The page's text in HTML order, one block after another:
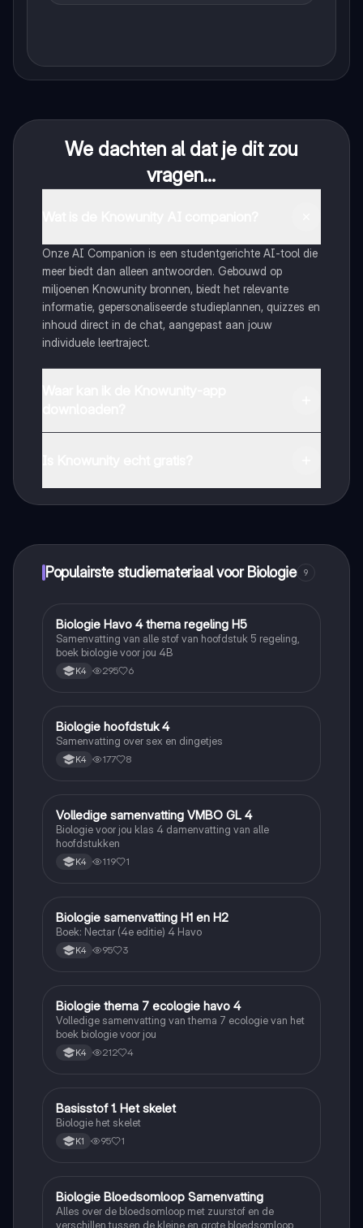
We dachten al dat je dit zou
vragen...
Onze AI Companion is een studentgerichte AI-tool die
meer biedt dan alleen antwoorden. Gebouwd op
miljoenen Knowunity bronnen, biedt het relevante
informatie, gepersonaliseerde studieplannen, quizzes en
inhoud direct in de chat, aangepast aan jouw
individuele leertraject.
Populairste studiemateriaal voor Biologie 9
Biologie
Biologie Havo 4 thema regeling H5
Samenvatting van alle stof van hoofdstuk 5 regeling,
boek biologie voor jou 4B
K4 295 6
Biologie
Biologie hoofdstuk 4
Samenvatting over sex en dingetjes
K4 177 8
Biologie
Volledige samenvatting VMBO GL 4
Biologie voor jou klas 4 damenvatting van alle
hoofdstukken
K4 119 1
Biologie
Biologie samenvatting H1 en H2
Boek: Nectar (4e editie) 4 Havo
K4 95 3
Biologie
Biologie thema 7 ecologie havo 4
Volledige samenvatting van thema 7 ecologie van het
boek biologie voor jou
K4 212 4
Biologie
Basisstof 1. Het skelet
Biologie het skelet
K1 95 1
Biologie
Biologie Bloedsomloop Samenvatting
Alles over de bloedsomloop met zuurstof en de
verschillen tussen de kleine en grote bloedsomloop